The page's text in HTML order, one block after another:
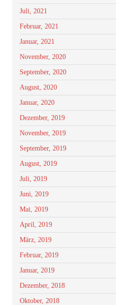
Juli, 2021
Februar, 2021
Januar, 2021
November, 2020
September, 2020
August, 2020
Januar, 2020
Dezember, 2019
November, 2019
September, 2019
August, 2019
Juli, 2019
Juni, 2019
Mai, 2019
April, 2019
März, 2019
Februar, 2019
Januar, 2019
Dezember, 2018
Oktober, 2018